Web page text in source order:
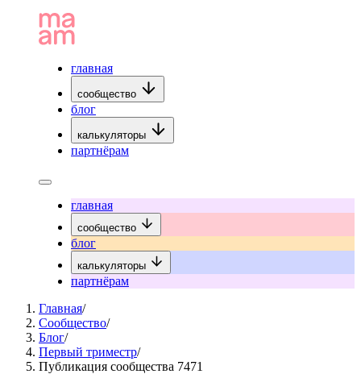
главная
сообщество
блог
калькуляторы
партнёрам
главная
сообщество
блог
калькуляторы
партнёрам
Главная/
Сообщество/
Блог/
Первый триместр/
Публикация сообщества 7471